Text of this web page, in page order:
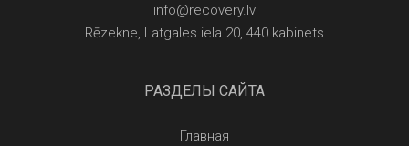
info@recovery.lv
Rēzekne, Latgales iela 20, 440 kabinets
РАЗДЕЛЫ САЙТА
Главная